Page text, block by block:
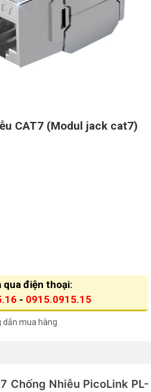
CAT7 (Modul jack cat7)
qua điện thoại:
- 0915.0915.15
dẫn mua hàng
Chống Nhiễu PicoLink PL-